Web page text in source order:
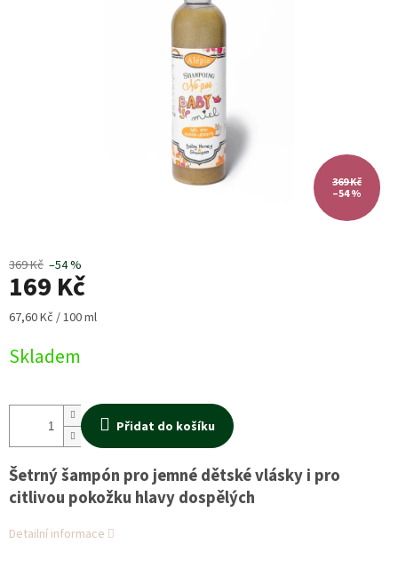
369 Kč
–54 %
369 Kč –54 %
169 Kč
Měrná
67,60 Kč / 100 ml
Skladem
Přidat do košíku
Šetrný šampón pro jemné dětské vlásky i pro
citlivou pokožku hlavy dospělých
Detailní informace